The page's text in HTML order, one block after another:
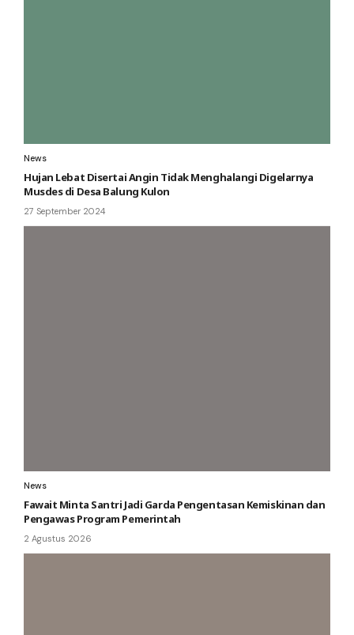
News
Hujan Lebat Disertai Angin Tidak Menghalangi Digelarnya
Musdes di Desa Balung Kulon
27 September 2024
News
Fawait Minta Santri Jadi Garda Pengentasan Kemiskinan dan
Pengawas Program Pemerintah
2 Agustus 2026